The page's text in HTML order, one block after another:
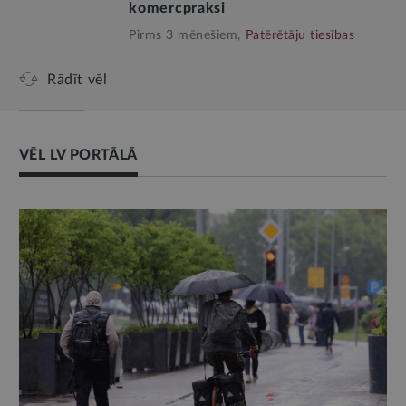
komercpraksi
Pirms 3 mēnešiem, Patērētāju tiesības
Rādīt vēl
VĒL LV PORTĀLĀ